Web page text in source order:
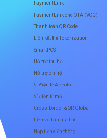
Payment Link
Payment Link cho OTA (VCC)
Thanh toán QR Code
Liên kết thẻ Tokenization
SmartPOS
Hỗ trợ thu hộ
Hỗ trợ chi hộ
Ví điện tử Appota
Ví điện tử mở
Cross-border & QR Global
Dịch vụ bán mã thẻ
Nạp tiền viễn thông